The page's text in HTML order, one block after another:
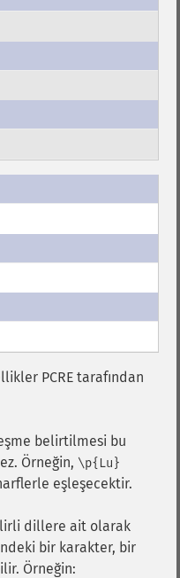
PCRE tarafından
belirtilmesi bu
Örneğin, \p{Lu}
eşleşecektir.
dillere ait olarak
bir karakter, bir
Örneğin: